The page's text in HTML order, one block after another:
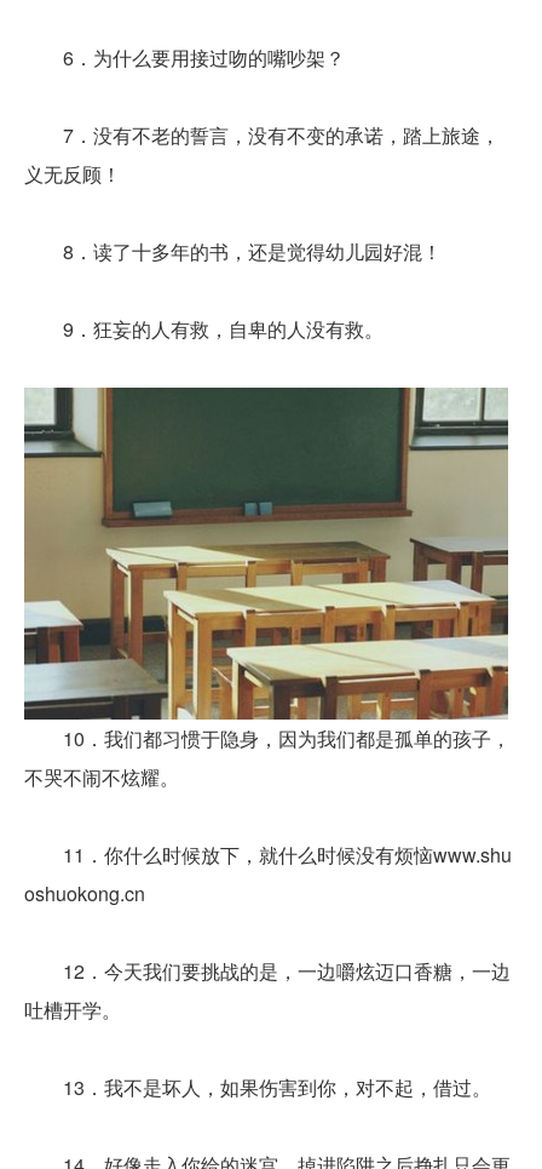
6．为什么要用接过吻的嘴吵架？
7．没有不老的誓言，没有不变的承诺，踏上旅途，
义无反顾！
8．读了十多年的书，还是觉得幼儿园好混！
9．狂妄的人有救，自卑的人没有救。
10．我们都习惯于隐身，因为我们都是孤单的孩子，
不哭不闹不炫耀。
11．你什么时候放下，就什么时候没有烦恼www.shu
oshuokong.cn
12．今天我们要挑战的是，一边嚼炫迈口香糖，一边
吐槽开学。
13．我不是坏人，如果伤害到你，对不起，借过。